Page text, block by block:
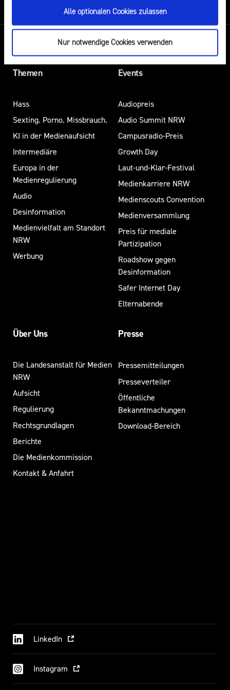
Alle optionalen Cookies zulassen
Nur notwendige Cookies verwenden
Themen
Hass
Sexting. Porno. Missbrauch.
KI in der Medienaufsicht
Intermediäre
Europa in der
Medienregulierung
Audio
Desinformation
Medienvielfalt am Standort
NRW
Werbung
Events
Audiopreis
Audio Summit NRW
Campusradio-Preis
Growth Day
Laut-und-Klar-Festival
Medienkarriere NRW
Medienscouts Convention
Medienversammlung
Preis für mediale
Partizipation
Roadshow gegen
Desinformation
Safer Internet Day
Elternabende
Über Uns
Die Landesanstalt für Medien
NRW
Aufsicht
Regulierung
Rechtsgrundlagen
Berichte
Die Medienkommission
Kontakt & Anfahrt
Presse
Pressemitteilungen
Presseverteiler
Öffentliche
Bekanntmachungen
Download-Bereich
LinkedIn
Instagram